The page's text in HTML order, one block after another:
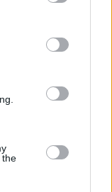
party tags to
in below Google
the